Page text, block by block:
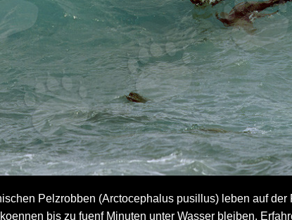
Pelzrobben (Arctocephalus pusillus) leben auf
bis zu fuenf Minuten unter Wasser bleiben.